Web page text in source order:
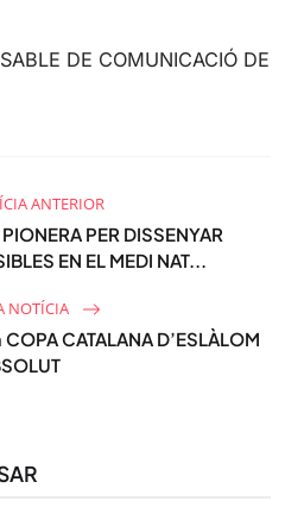
DE COMUNICACIÓ DE
ANTERIOR
PER DISSENYAR
EN EL MEDI NAT...
NOTÍCIA
CATALANA D’ESLÀLOM